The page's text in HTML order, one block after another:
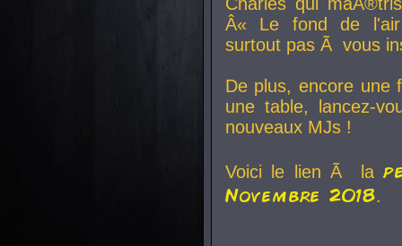
Â« Le fond de
surtout pas Ã vous
De plus, encore une
une table, lancez-
nouveaux MJs !
Voici le lien Ã la
Novembre 2018.